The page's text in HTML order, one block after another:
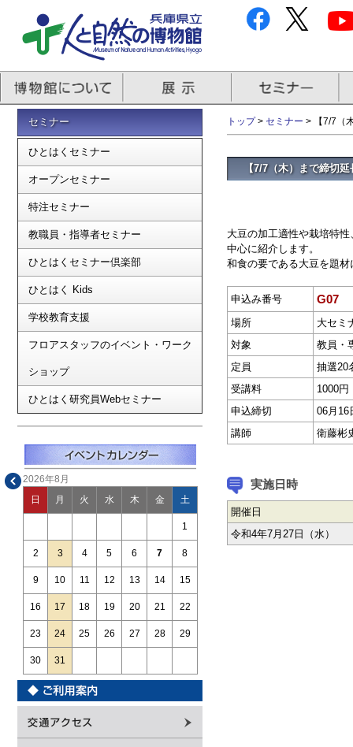
セミナー
ひとはくセミナー
オープンセミナー
特注セミナー
教職員・指導者セミナー
ひとはくセミナー倶楽部
ひとはく Kids
学校教育支援
フロアスタッフのイベント・ワーク
ショップ
ひとはく研究員Webセミナー
2026年8月
日 月 火 水 木 金 土
1
2 3 4 5 6 7 8
9 10 11 12 13 14 15
16 17 18 19 20 21 22
23 24 25 26 27 28 29
30 31
トップ> セミナー > 【7/7（
【7/7（木）まで締切
大豆の加工適性や栽培特
中心に紹介します。
和食の要である大豆を題
申込み番号 G07
場所
大セミ
対象
教員・
定員
抽選20
受講料
1000円
申込締切
06月16
講師
衛藤彬
実施日時
開催日
令和4年7月27日（水）